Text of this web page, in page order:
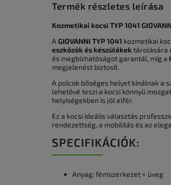
Termék részletes leírása
Kozmetikai kocsi TYP 1041
A GIOVANNI TYP 1041 kozmetikai
eszközök és készülékek tárolására
és megbízhatóságot garantál, míg a
megjelenést biztosít.
A polcok bőséges helyet kínálnak a
lehetővé teszi a kocsi könnyű
helyiségekben is jól elfér.
Ez a kocsi ideális választás
rendezettség, a mobilitás és az
SPECIFIKÁCIÓK:
Anyag: fémszerkezet + üveg